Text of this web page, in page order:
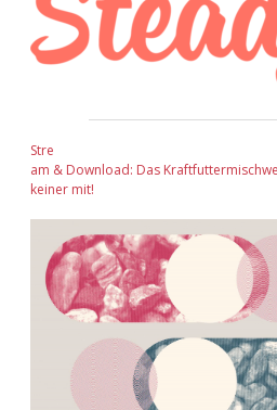
Stre
am & Download: Das
keiner mit!